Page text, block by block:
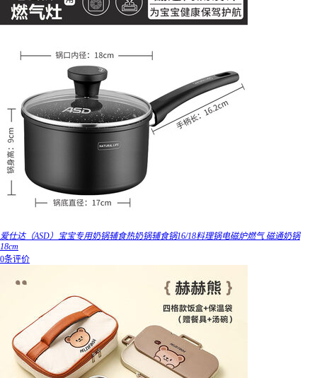
爱仕达（ASD）宝宝专用奶锅辅食热奶锅辅食锅16/18料理锅电磁炉燃气 磁通奶锅
18cm
0条评价